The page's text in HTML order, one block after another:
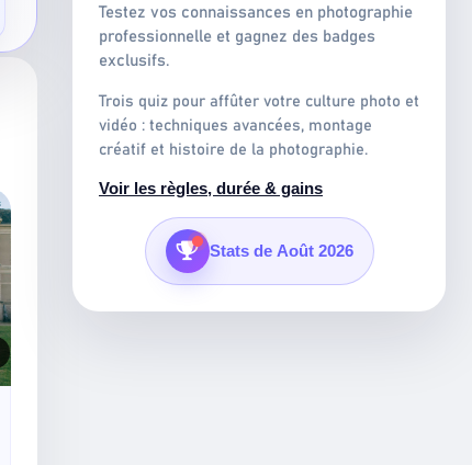
Testez vos connaissances en photographie
professionnelle et gagnez des badges
exclusifs.
Trois quiz pour affûter votre culture photo et
vidéo : techniques avancées, montage
créatif et histoire de la photographie.
Voir les règles, durée & gains
Stats de Août 2026